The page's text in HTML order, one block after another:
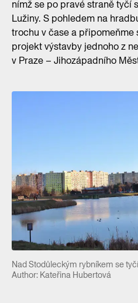
nímž se po pravé straně tyčí
Lužiny. S pohledem na
trochu v čase a připomeňme
projekt výstavby jednoho z
v Praze – Jihozápadního
Nad Stodůleckým rybníkem se
Author: Kateřina Hubertová